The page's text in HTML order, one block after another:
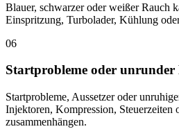
Blauer, schwarzer oder weißer Rauch
Einspritzung, Turbolader, Kühlung
06
Startprobleme oder
Startprobleme, Aussetzer oder
Injektoren, Kompression, Steuerzeiten
zusammenhängen.